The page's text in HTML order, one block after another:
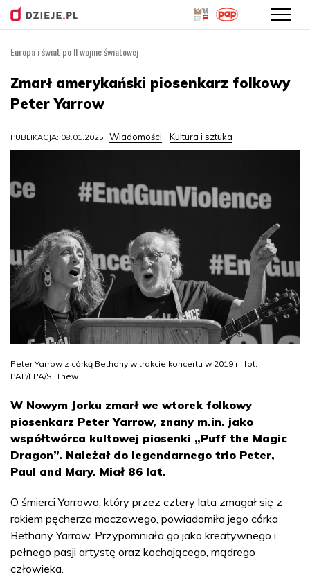
treści
Europa i świat po II wojnie światowej
Zmarł amerykański piosenkarz folkowy
Peter Yarrow
PUBLIKACJA: 08.01.2025 Wiadomości, Kultura i sztuka
Peter Yarrow z córką Bethany w trakcie koncertu w 2019 r., fot.
PAP/EPA/S. Thew
W Nowym Jorku zmarł we wtorek folkowy
piosenkarz Peter Yarrow, znany m.in. jako
współtwórca kultowej piosenki „Puff the Magic
Dragon”. Należał do legendarnego trio Peter,
Paul and Mary. Miał 86 lat.
O śmierci Yarrowa, który przez cztery lata zmagał się z
rakiem pęcherza moczowego, powiadomiła jego córka
Bethany Yarrow. Przypomniała go jako kreatywnego i
pełnego pasji artystę oraz kochającego, mądrego
człowieka.